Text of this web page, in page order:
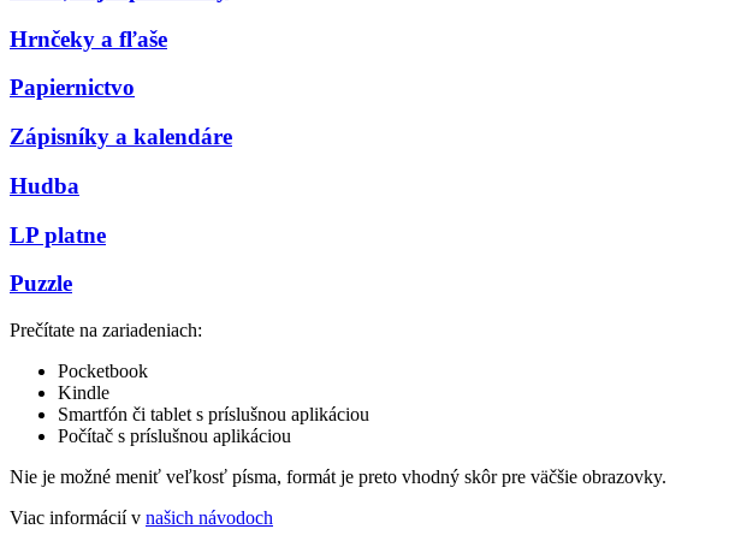
Hrnčeky a fľaše
Papiernictvo
Zápisníky a kalendáre
Hudba
LP platne
Puzzle
Prečítate na zariadeniach:
Pocketbook
Kindle
Smartfón či tablet s príslušnou aplikáciou
Počítač s príslušnou aplikáciou
Nie je možné meniť veľkosť písma, formát je preto vhodný skôr pre väčšie obrazovky.
Viac informácií v našich návodoch